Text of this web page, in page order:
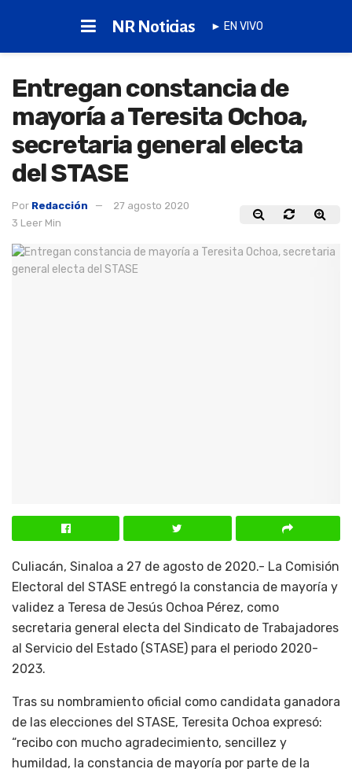
NR Noticias ► EN VIVO
Entregan constancia de
mayoría a Teresita Ochoa,
secretaria general electa
del STASE
Por Redacción
27 agosto 2020
3 Leer Min
Culiacán, Sinaloa a 27 de agosto de 2020.- La Comisión
Electoral del STASE entregó la constancia de mayoría y
validez a Teresa de Jesús Ochoa Pérez, como
secretaria general electa del Sindicato de Trabajadores
al Servicio del Estado (STASE) para el periodo 2020-
2023.
Tras su nombramiento oficial como candidata ganadora
de las elecciones del STASE, Teresita Ochoa expresó:
“recibo con mucho agradecimiento, sencillez y
humildad, la constancia de mayoría por parte de la